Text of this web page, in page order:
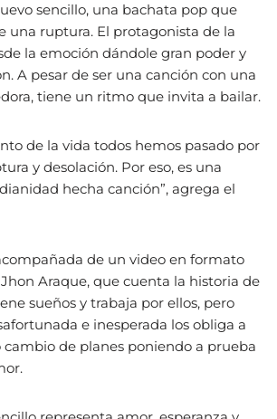
sencillo, una bachata pop que
una ruptura. El protagonista de la
la emoción dándole gran poder y
A pesar de ser una canción con una
tiene un ritmo que invita a bailar.
de la vida todos hemos pasado por
y desolación. Por eso, es una
hecha canción”, agrega el
de un video en formato
Araque, que cuenta la historia de
sueños y trabaja por ellos, pero
e inesperada los obliga a
cambio de planes poniendo a prueba